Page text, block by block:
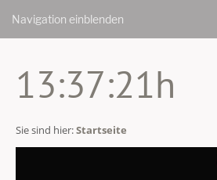
Navigation einblenden
13:37:21h
Sie sind hier:Startseite